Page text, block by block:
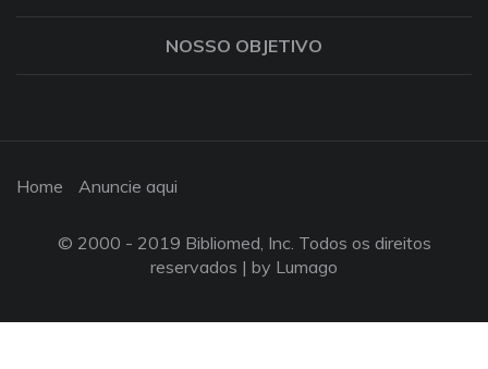
NOSSO OBJETIVO
Home Anuncie aqui
© 2000 - 2019 Bibliomed, Inc. Todos os direitos
reservados | by Lumago